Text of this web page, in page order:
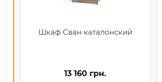
Шкаф Сван каталонский
13 160 грн.